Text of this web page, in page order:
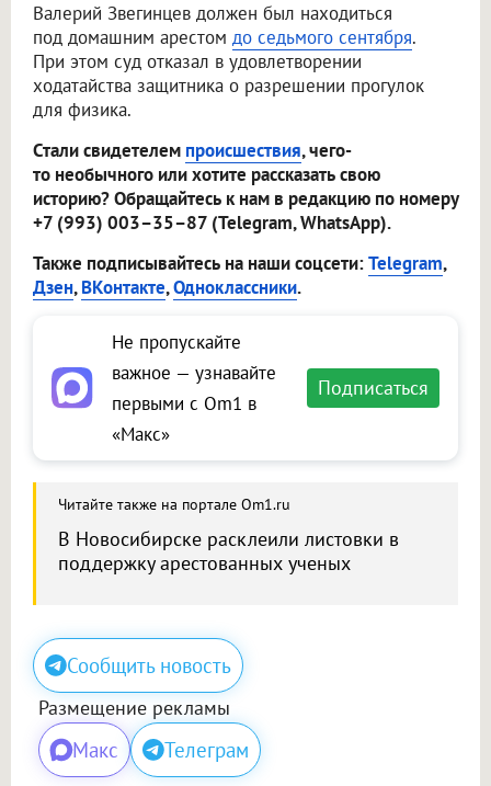
Валерий Звегинцев должен был находиться
под домашним арестом до седьмого сентября.
При этом суд отказал в удовлетворении
ходатайства защитника о разрешении прогулок
для физика.
Стали свидетелем происшествия, чего-
то необычного или хотите рассказать свою
историю? Обращайтесь к нам в редакцию по номеру
+7 (993) 003–35–87 (Telegram, WhatsApp).
Также подписывайтесь на наши соцсети:Telegram,
Дзен,ВКонтакте,Одноклассники.
Не пропускайте
важное — узнавайте
первыми с Om1 в
«Макс»
Подписаться
Читайте также на портале Om1.ru
В Новосибирске расклеили листовки в
поддержку арестованных ученых
Сообщить новость
Размещение рекламы
Макс Телеграм